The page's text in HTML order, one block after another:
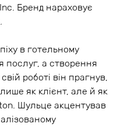
Бренд нараховує
в готельному
послуг, а створення
роботі він прагнув,
як клієнт, але й як
Шульце акцентував